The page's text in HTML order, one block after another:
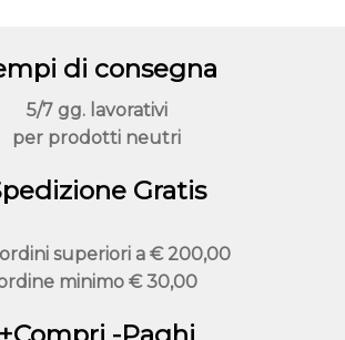
essere
scelte
nella
del
di consegna
5/7 gg. lavorativi
per prodotti neutri
Gratis
superiori a € 200,00
minimo€ 30,00